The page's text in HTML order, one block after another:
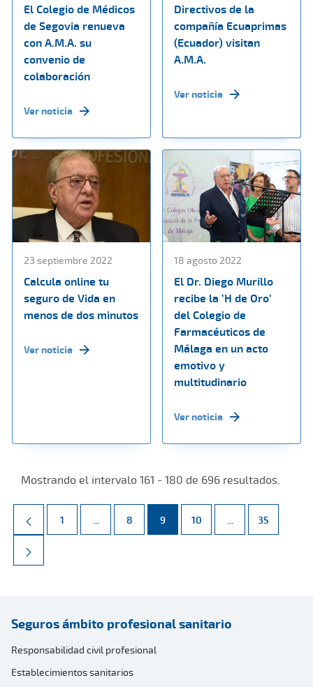
El Colegio de Médicos
de Segovia renueva
con A.M.A. su
convenio de
colaboración
Ver noticia
Directivos de la
compañía Ecuaprimas
(Ecuador) visitan
A.M.A.
Ver noticia
23 septiembre 2022
Calcula online tu
seguro de Vida en
menos de dos minutos
Ver noticia
18 agosto 2022
El Dr. Diego Murillo
recibe la ‘H de Oro’
del Colegio de
Farmacéuticos de
Málaga en un acto
emotivo y
multitudinario
Ver noticia
Mostrando el intervalo 161 - 180 de 696 resultados.
Página
1 ... Páginas intermedias Use TAB para desplazarse.
Página
8 Página
9 Página
10 ... Páginas
Página
35
Seguros ámbito profesional sanitario
Responsabilidad civil profesional
Establecimientos sanitarios